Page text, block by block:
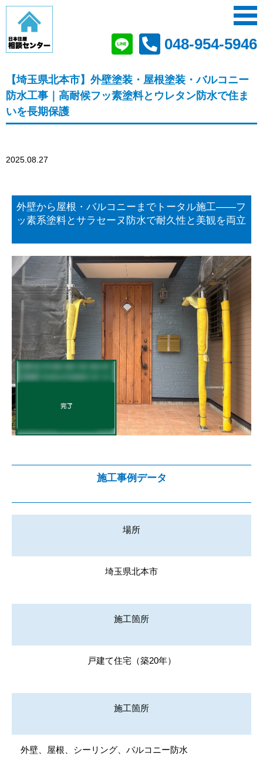
048-954-5946
【埼玉県北本市】外壁塗装・屋根塗装・バルコニー
防水工事｜高耐候フッ素塗料とウレタン防水で住ま
いを長期保護
2025.08.27
外壁から屋根・バルコニーまでトータル施工――フ
ッ素系塗料とサラセーヌ防水で耐久性と美観を両立
施工事例データ
場所
埼玉県北本市
施工箇所
戸建て住宅（築20年）
施工箇所
外壁、屋根、シーリング、バルコニー防水